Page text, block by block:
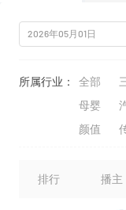
所属行业： 全部
母婴
颜值
排行 播主